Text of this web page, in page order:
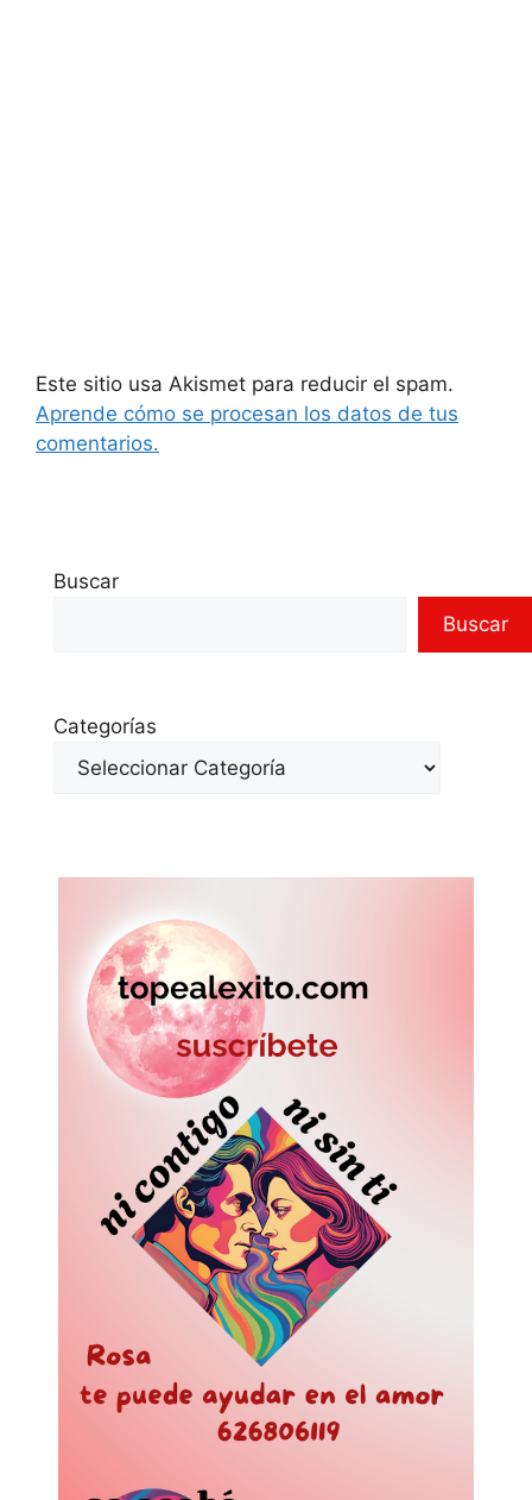
Este sitio usa Akismet para reducir el spam.
Aprende cómo se procesan los datos de tus
comentarios.
Buscar
Buscar
Categorías